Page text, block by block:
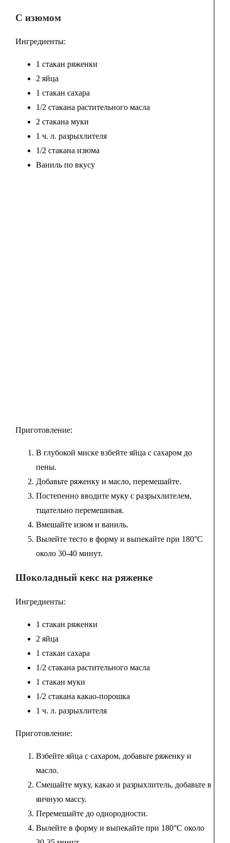
С изюмом
Ингредиенты:
1 стакан ряженки
2 яйца
1 стакан сахара
1/2 стакана растительного масла
2 стакана муки
1 ч. л. разрыхлителя
1/2 стакана изюма
Ваниль по вкусу
Приготовление:
В глубокой миске взбейте яйца с сахаром до
пены.
Добавьте ряженку и масло, перемешайте.
Постепенно вводите муку с разрыхлителем,
тщательно перемешивая.
Вмешайте изюм и ваниль.
Вылейте тесто в форму и выпекайте при 180°C
около 30-40 минут.
Шоколадный кекс на ряженке
Ингредиенты:
1 стакан ряженки
2 яйца
1 стакан сахара
1/2 стакана растительного масла
1 стакан муки
1/2 стакана какао-порошка
1 ч. л. разрыхлителя
Приготовление:
Взбейте яйца с сахаром, добавьте ряженку и
масло.
Смешайте муку, какао и разрыхлитель, добавьте в
яичную массу.
Перемешайте до однородности.
Вылейте в форму и выпекайте при 180°C около